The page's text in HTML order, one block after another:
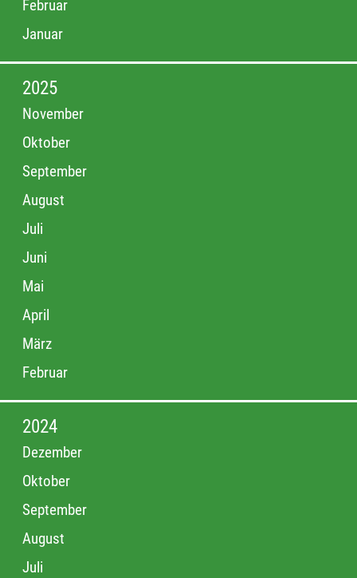
Februar
Januar
2025
November
Oktober
September
August
Juli
Juni
Mai
April
März
Februar
2024
Dezember
Oktober
September
August
Juli